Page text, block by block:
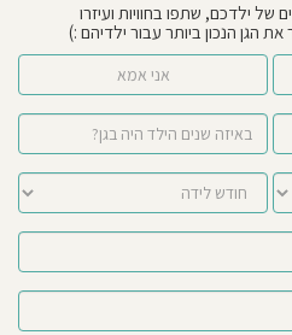
של ילדכם, שתפו בחוויות ועיזרו
הגן הנכון ביותר עבור ילדיהם :)
אני אמא